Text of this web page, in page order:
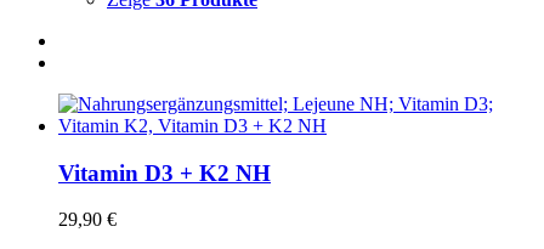
Vitamin D3 + K2 NH
29,90 €